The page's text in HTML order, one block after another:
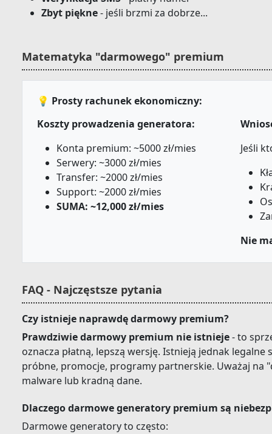
Zbyt piękne- jeśli brzmi za dobrze...
Matematyka "darmowego" premium
💡 Prosty rachunek ekonomiczny:
Koszty prowadzenia generatora:
Konta premium: ~5000 zł/mies
Serwery: ~3000 zł/mies
Transfer: ~2000 zł/mies
Support: ~2000 zł/mies
SUMA: ~12,000 zł/mies
Jeśli
Nie
FAQ - Najczęstsze pytania
Czy istnieje naprawdę darmowy premium?
Prawdziwie darmowy premium nie istnieje- to
oznacza płatną, lepszą wersję. Istnieją jednak
próbne, promocje, programy partnerskie. Uważaj na
malware lub kradną dane.
Dlaczego darmowe generatory premium są
Darmowe generatory to często: